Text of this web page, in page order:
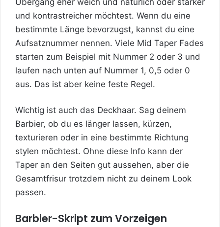
Übergang eher weich und natürlich oder stärker
und kontrastreicher möchtest. Wenn du eine
bestimmte Länge bevorzugst, kannst du eine
Aufsatznummer nennen. Viele Mid Taper Fades
starten zum Beispiel mit Nummer 2 oder 3 und
laufen nach unten auf Nummer 1, 0,5 oder 0
aus. Das ist aber keine feste Regel.
Wichtig ist auch das Deckhaar. Sag deinem
Barbier, ob du es länger lassen, kürzen,
texturieren oder in eine bestimmte Richtung
stylen möchtest. Ohne diese Info kann der
Taper an den Seiten gut aussehen, aber die
Gesamtfrisur trotzdem nicht zu deinem Look
passen.
Barbier-Skript zum Vorzeigen